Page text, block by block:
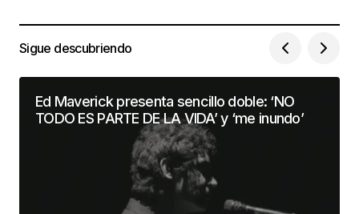
Sigue descubriendo
Ed Maverick presenta sencillo doble: ‘NO
TODO ES PARTE DE LA VIDA’ y ‘me inundo’